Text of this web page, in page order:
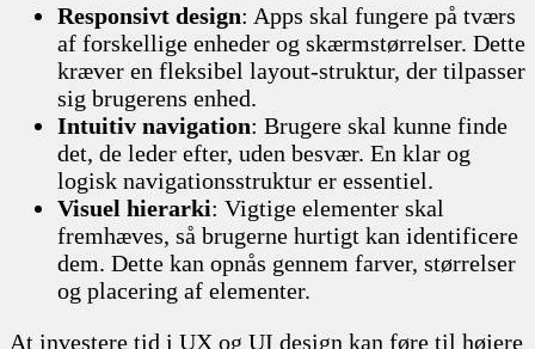
Responsivt design: Apps skal fungere på tværs
af forskellige enheder og skærmstørrelser. Dette
kræver en fleksibel layout-struktur, der tilpasser
sig brugerens enhed.
Intuitiv navigation: Brugere skal kunne finde
det, de leder efter, uden besvær. En klar og
logisk navigationsstruktur er essentiel.
Visuel hierarki: Vigtige elementer skal
fremhæves, så brugerne hurtigt kan identificere
dem. Dette kan opnås gennem farver, størrelser
og placering af elementer.
At investere tid i UX og UI design kan føre til højere